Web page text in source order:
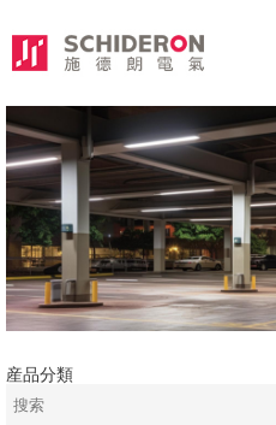
産品分類